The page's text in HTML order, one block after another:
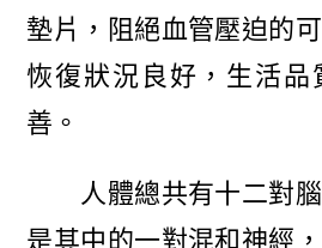
墊片，阻絕血管壓迫的
恢復狀況良好，生活品
善。
人體總共有十二對腦
是其中的一對混和神經